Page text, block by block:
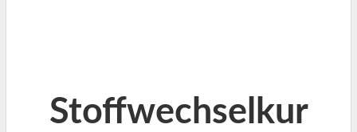
Stoffwechselkur